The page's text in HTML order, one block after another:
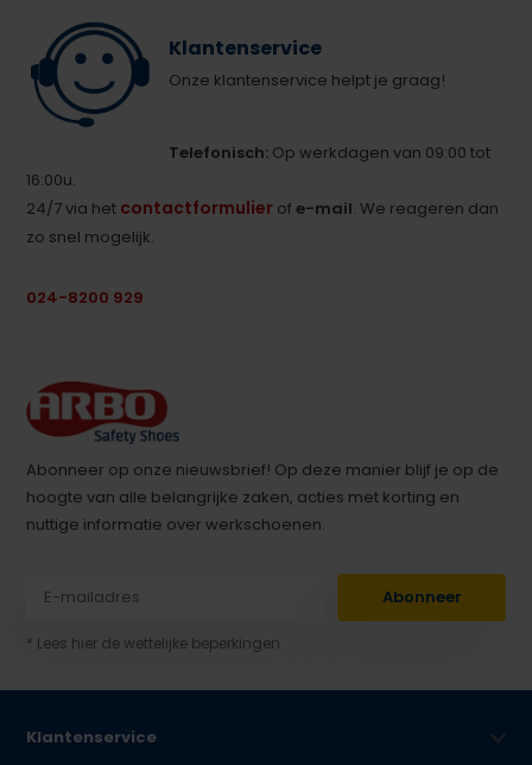
Klantenservice
Onze klantenservice helpt je graag!
Telefonisch: Op werkdagen van 09:00 tot
16:00u.
24/7 via het contactformulier ofe-mail. We reageren dan
zo snel mogelijk.
024-8200 929
Abonneer op onze nieuwsbrief! Op deze manier blijf je op de
hoogte van alle belangrijke zaken, acties met korting en
nuttige informatie over werkschoenen.
Abonneer
* Lees hier de wettelijke beperkingen
Klantenservice